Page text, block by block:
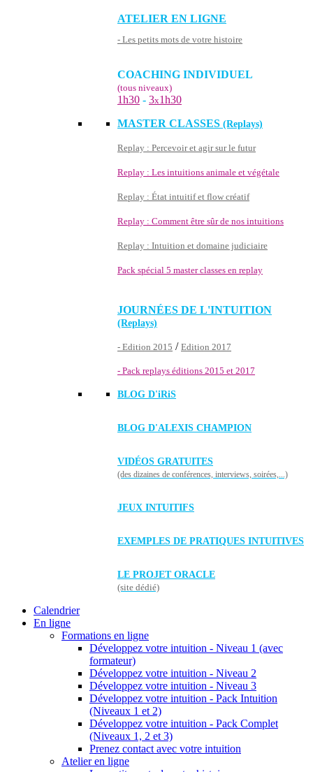
ATELIER EN LIGNE
- Les petits mots de votre histoire
COACHING INDIVIDUEL
(tous niveaux)
1h30 - 3x1h30
MASTER CLASSES (Replays)
Replay : Percevoir et agir sur le futur
Replay : Les intuitions animale et végétale
Replay : État intuitif et flow créatif
Replay : Comment être sûr de nos intuitions
Replay : Intuition et domaine judiciaire
Pack spécial 5 master classes en replay
JOURNÉES DE L'INTUITION
(Replays)
- Edition 2015 / Edition 2017
- Pack replays éditions 2015 et 2017
BLOG D'iRiS
BLOG D'ALEXIS CHAMPION
VIDÉOS GRATUITES
(des dizaines de conférences, interviews, soirées,...)
JEUX INTUITIFS
EXEMPLES DE PRATIQUES INTUITIVES
LE PROJET ORACLE
(site dédié)
Calendrier
En ligne
Formations en ligne
Développez votre intuition - Niveau 1 (avec
formateur)
Développez votre intuition - Niveau 2
Développez votre intuition - Niveau 3
Développez votre intuition - Pack Intuition
(Niveaux 1 et 2)
Développez votre intuition - Pack Complet
(Niveaux 1, 2 et 3)
Prenez contact avec votre intuition
Atelier en ligne